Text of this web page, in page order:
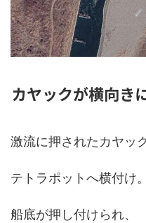
カヤックが横向き
激流に押されたカヤッ
テトラポットへ横付け。
船底が押し付けられ、